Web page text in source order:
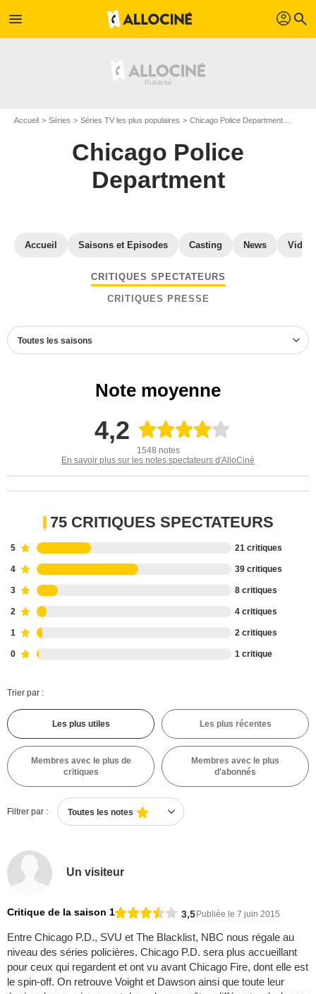
menu profil search
Accueil Séries Séries TV les plus populaires Chicago Police Department
Chicago Police
Department
Accueil Saisons et Episodes Casting News
CRITIQUES SPECTATEURS
CRITIQUES PRESSE
Toutes les saisons
Note moyenne
4,2
1548 notes
En savoir plus sur les notes spectateurs d'AlloCiné
75 CRITIQUES SPECTATEURS
5 21 critiques
4 39 critiques
3 8 critiques
2 4 critiques
1 2 critiques
0 1 critique
Trier par :
Les plus utiles Les plus récentes
Membres avec le plus de
critiques
Membres avec le plus
d'abonnés
Filtrer par : Toutes les notes
Un visiteur
Critique de la saison 1 3,5Publiée le 7 juin 2015
Entre Chicago P.D., SVU et The Blacklist, NBC nous régale au
niveau des séries policières. Chicago P.D. sera plus accueillant
pour ceux qui regardent et ont vu avant Chicago Fire, dont elle est
le spin-off. On retrouve Voight et Dawson ainsi que toute leur